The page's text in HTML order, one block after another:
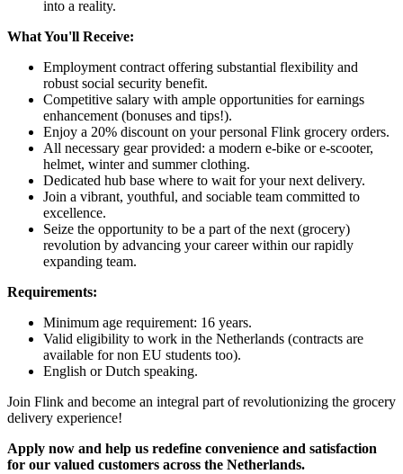
into a reality.
What You'll Receive:
Employment contract offering substantial flexibility and
robust social security benefit.
Competitive salary with ample opportunities for earnings
enhancement (bonuses and tips!).
Enjoy a 20% discount on your personal Flink grocery orders.
All necessary gear provided: a modern e-bike or e-scooter,
helmet, winter and summer clothing.
Dedicated hub base where to wait for your next delivery.
Join a vibrant, youthful, and sociable team committed to
excellence.
Seize the opportunity to be a part of the next (grocery)
revolution by advancing your career within our rapidly
expanding team.
Requirements:
Minimum age requirement: 16 years.
Valid eligibility to work in the Netherlands (contracts are
available for non EU students too).
English or Dutch speaking.
Join Flink and become an integral part of revolutionizing the grocery
delivery experience!
Apply now and help us redefine convenience and satisfaction
for our valued customers across the Netherlands.